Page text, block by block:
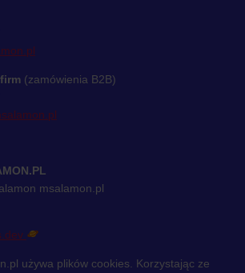
(zamówienia B2B)
msalamon.pl
używa plików cookies. Korzystając ze